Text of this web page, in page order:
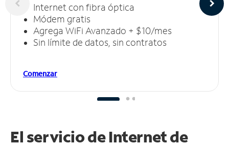
Internet con fibra óptica
Módem gratis
Agrega WiFi Avanzado + $10/mes
Sin límite de datos, sin contratos
Comenzar
El servicio de Internet de